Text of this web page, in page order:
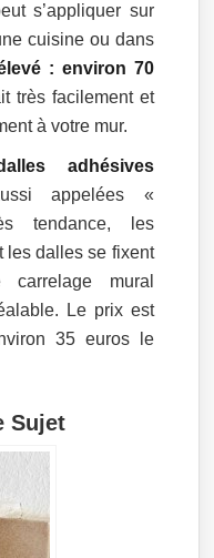
s’appliquer sur
cuisine ou dans
: environ 70
très facilement et
à votre mur.
adhésives
appelées «
tendance, les
les dalles se fixent
mural
Le prix est
35 euros le
Sujet